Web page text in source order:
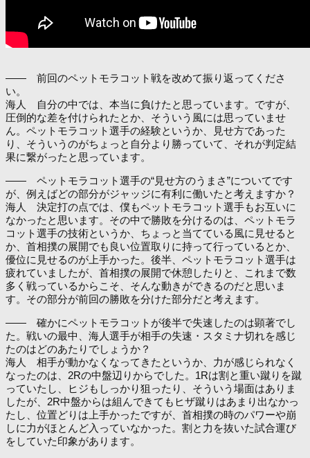
―― 前回のペットモラコット戦を改めて振り返ってくださ
い。
海人 自分の中では、本当に負けたと思っています。ですが、
圧倒的な差を付けられたとか、そういう風には思っていませ
ん。ペットモラコット選手の経験というか、見せ方であった
り、そういうのがちょっと自分より勝っていて、それが判定結
果に繋がったと思っています。
―― ペットモラコット選手の“見せ方のうまさ”についてです
が、例えばどの部分がジャッジに有利に働いたと考えますか？
海人 決定打の点では、僕もペットモラコット選手もお互いに
なかったと思います。その中で勝敗を分けるのは、ペットモラ
コット選手の技術というか、ちょっと当てている風に見せると
か、首相撲の展開でも良い位置取りに持って行っているとか、
優位に見せるのが上手かった。後半、ペットモラコット選手は
疲れていましたが、首相撲の展開で休憩したりと、これまで数
多く戦っているからこそ、そんな動きができるのだと思いま
す。その部分が前回の勝敗を分けた部分だと考えます。
―― 確かにペットモラコットが後半で失速したのは顕著でし
た。戦いの最中、海人選手が相手の失速・スタミナ切れを感じ
たのはどのあたりでしょうか？
海人 相手が動かなくなってきたというか、力が感じられなく
なったのは、2Rの中盤辺りからでした。1Rは割と重い蹴りを蹴
っていたし、ヒジもしっかり狙ったり、そういう場面はありま
したが、2R中盤からは組んできてもヒザ蹴りはあまり出なかっ
たし、位置どりは上手かったですが、首相撲の時のパワーや崩
しに力がほとんど入っていなかった。割と力を抜いた試合運び
をしていた印象があります。